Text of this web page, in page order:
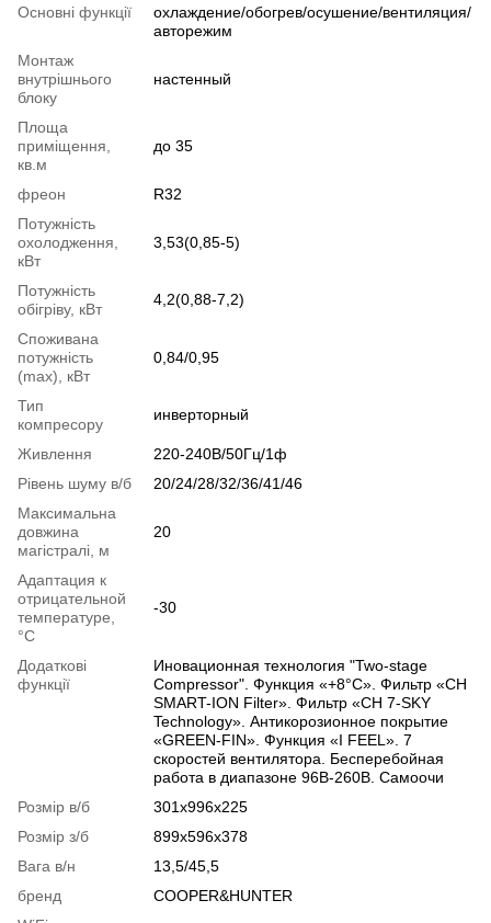
Основні функції
охлаждение/обогрев/осушение/вентиляция/
авторежим
Монтаж
внутрішнього
блоку
настенный
Площа
приміщення,
кв.м
до 35
фреон
R32
Потужність
охолодження,
кВт
3,53(0,85-5)
Потужність
обігріву, кВт
4,2(0,88-7,2)
Споживана
потужність
(max), кВт
0,84/0,95
Тип
компресору
инверторный
Живлення
220-240В/50Гц/1ф
Рівень шуму в/б
20/24/28/32/36/41/46
Максимальна
довжина
магістралі, м
20
Адаптация к
отрицательной
температуре,
°C
-30
Додаткові
функції
Иновационная технология "Two-stage
Compressor". Функция «+8°С». Фильтр «CH
SMART-ION Filter». Фильтр «CH 7-SKY
Technology». Антикорозионное покрытие
«GREEN-FIN». Функция «I FEEL». 7
скоростей вентилятора. Бесперебойная
работа в диапазоне 96В-260В. Самоочи
Розмір в/б
301х996х225
Розмір з/б
899х596х378
Вага в/н
13,5/45,5
бренд
COOPER&HUNTER